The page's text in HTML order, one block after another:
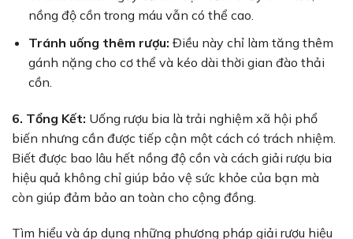
nồng độ cồn trong máu vẫn có thể cao.
Tránh uống thêm rượu: Điều này chỉ làm tăng thêm
gánh nặng cho cơ thể và kéo dài thời gian đào thải
cồn.
6. Tổng Kết: Uống rượu bia là trải nghiệm xã hội phổ
biến nhưng cần được tiếp cận một cách có trách nhiệm.
Biết được bao lâu hết nồng độ cồn và cách giải rượu bia
hiệu quả không chỉ giúp bảo vệ sức khỏe của bạn mà
còn giúp đảm bảo an toàn cho cộng đồng.
Tìm hiểu và áp dụng những phương pháp giải rượu hiệu